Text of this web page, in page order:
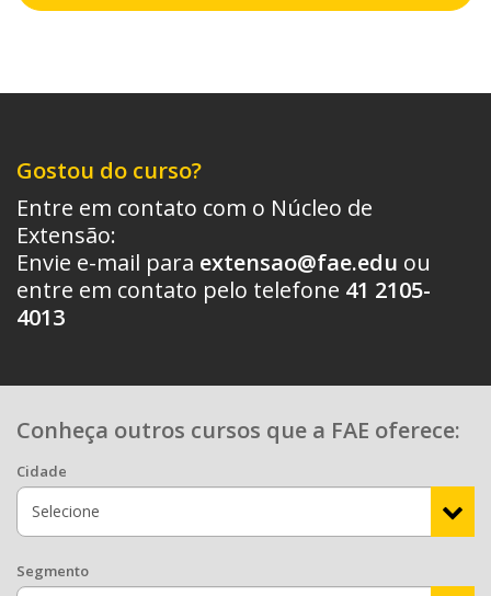
Gostou do curso?
Entre em contato com o Núcleo de
Extensão:
Envie e-mail para extensao@fae.edu ou
entre em contato pelo telefone 41 2105-
4013
Conheça outros cursos que a FAE oferece:
Cidade
Segmento